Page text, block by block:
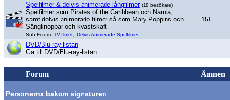
Spelfilmer & delvis animerade långfilmer (18 besökare)
Spelfilmer som Pirates of the Caribbean och Narnia,
samt delvis animerade filmer så som Mary Poppins och
Sängknoppar och kvastskaft
Sub Forum: TV-filmer, Delvis Animerade Spelfilmer
151
DVD/Blu-ray-listan
Gå till DVD/Blu-ray-listan
Forum Ämnen
Personerna bakom signaturen